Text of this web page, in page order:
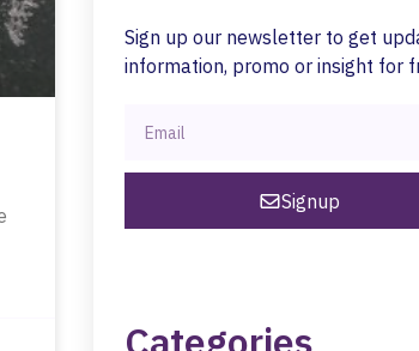
Sign up our newsletter to get
information, promo or insight for
Signup